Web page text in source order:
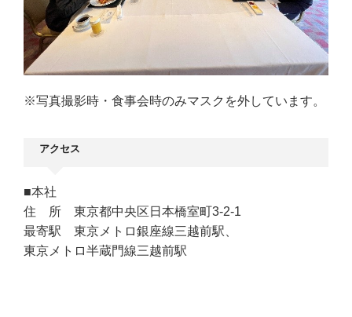
※写真撮影時・食事会時のみマスクを外しています。
アクセス
■本社
住 所 東京都中央区日本橋室町3-2-1
最寄駅 東京メトロ銀座線三越前駅、
東京メトロ半蔵門線三越前駅